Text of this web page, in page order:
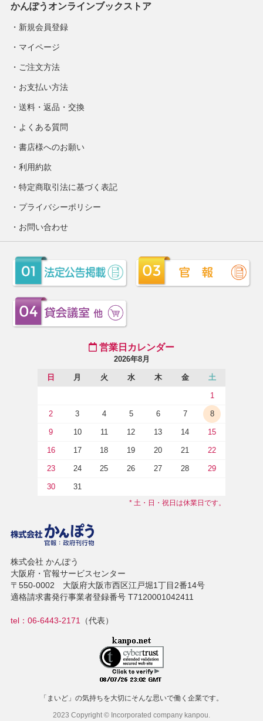
かんぽうオンラインブックストア
新規会員登録
マイページ
ご注文方法
お支払い方法
送料・返品・交換
よくある質問
書店様へのお願い
利用約款
特定商取引法に基づく表記
プライバシーポリシー
お問い合わせ
営業日カレンダー
2026年8月
日 月 火 水 木 金 土
1
2 3 4 5 6 7 8
9 10 11 12 13 14 15
16 17 18 19 20 21 22
23 24 25 26 27 28 29
30 31
* 土・日・祝日は休業日です。
株式会社 かんぽう
大阪府・官報サービスセンター
〒550-0002 大阪府大阪市西区江戸堀1丁目2番14号
適格請求書発行事業者登録番号 T7120001042411
tel：06-6443-2171 （代表）
「まいど」の気持ちを大切にそんな思いで働く企業です。
2023 Copyright © Incorporated company kanpou.